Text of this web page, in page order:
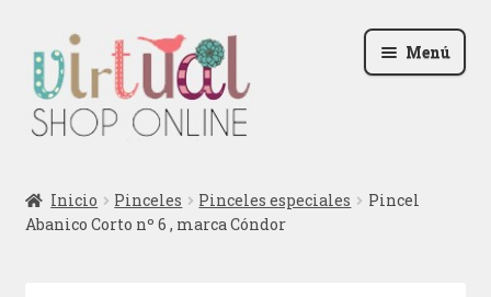
la
navegación
al
contenido
Menú
Podcast
Inicio Pinceles Pinceles especiales
Pincel
Abanico Corto nº 6 , marca Cóndor